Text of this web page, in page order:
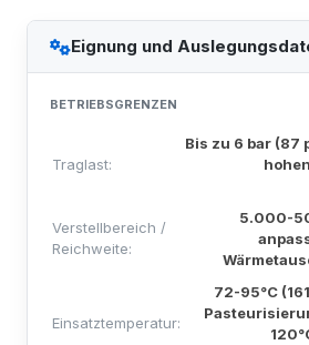
Eignung und
BETRIEBSGRENZEN
Traglast:
Bis zu 6 bar (87
Verstellbereich /
Reichweite:
5.000-
Einsatztemperatur:
72-95°C